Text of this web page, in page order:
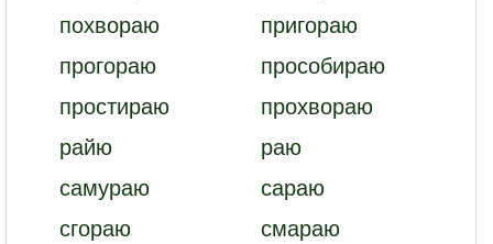
похвораю
пригораю
прогораю
прособираю
простираю
прохвораю
райю
раю
самураю
сараю
сгораю
смараю